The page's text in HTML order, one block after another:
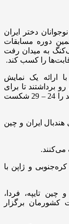
دختر ایران
دوره مسابقات
به میدان رفت
را کسب کند.
ارائه یک نمایش
نتیجه 15 – 32 از پیش رو برداشتند تا برای
کسب رده پنجم با چین تایپه‌ای دیدار کنند که هند را 24 – 29 شکست
ایران و چین
و ژاپن با
چین تایپه، فردا،
و از ساعت 9:30 به وقت کشورمان برگزار